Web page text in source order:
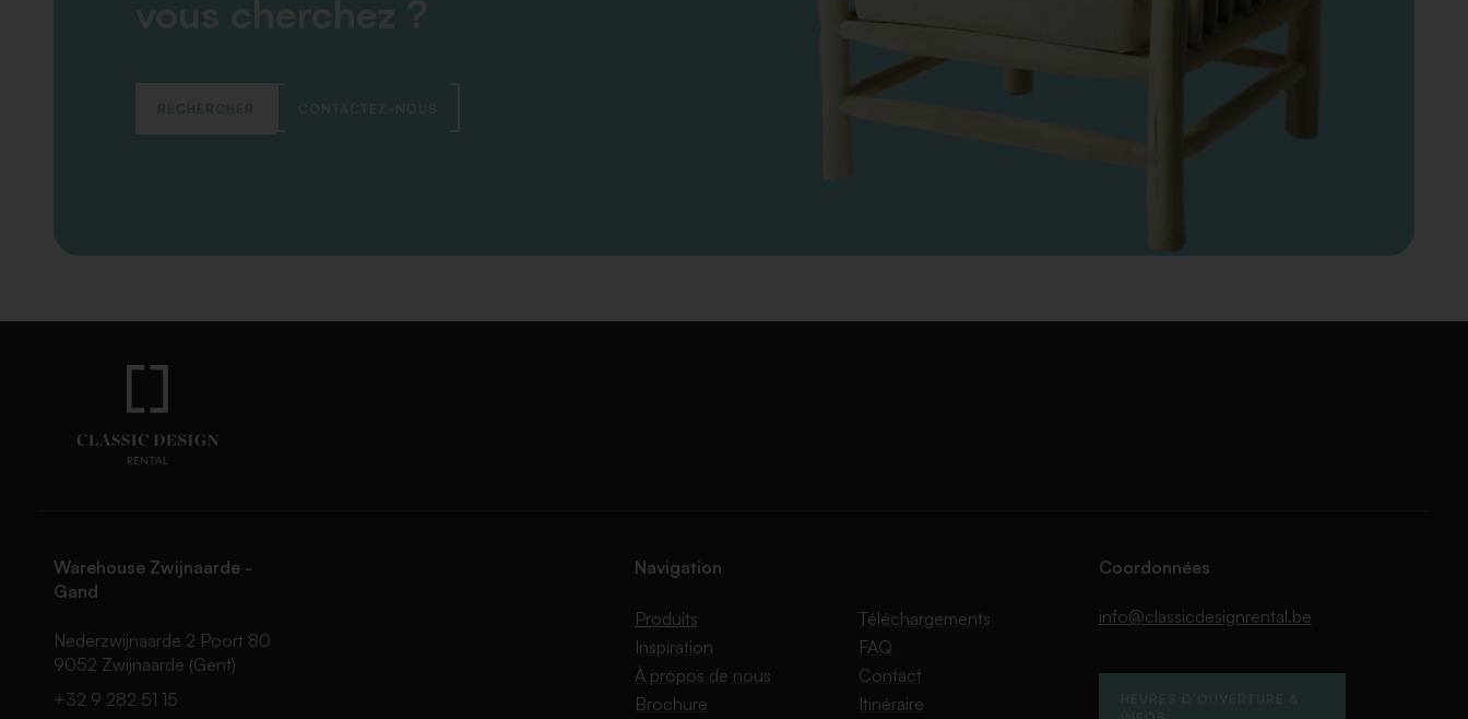
vous cherchez ?
RECHERCHER CONTACTEZ-NOUS
Warehouse Zwijnaarde -
Gand
Nederzwijnaarde 2 Poort 80
9052 Zwijnaarde (Gent)
+32 9 282 51 15
Navigation
Produits
Inspiration
À propos de nous
Brochure
Téléchargements
FAQ
Contact
Itinéraire
Coordonnées
info@classicdesignrental.be
HEURES D'OUVERTURE &